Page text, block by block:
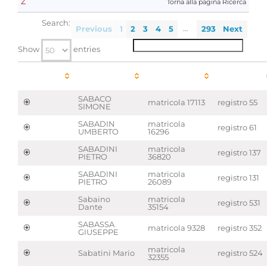
Torna alla pagina Ricerca
Previous 1 2 3 4 5 … 293 Next
Show entries
Search:
SABACO
SIMONE
matricola 17113 registro 55
SABADIN
UMBERTO
matricola
16296
registro 61
SABADINI
PIETRO
matricola
36820
registro 137
SABADINI
PIETRO
matricola
26089
registro 131
Sabaino
Dante
matricola
35154
registro 531
SABASSA
GIUSEPPE
matricola 9328 registro 352
Sabatini Mario
matricola
32355
registro 524